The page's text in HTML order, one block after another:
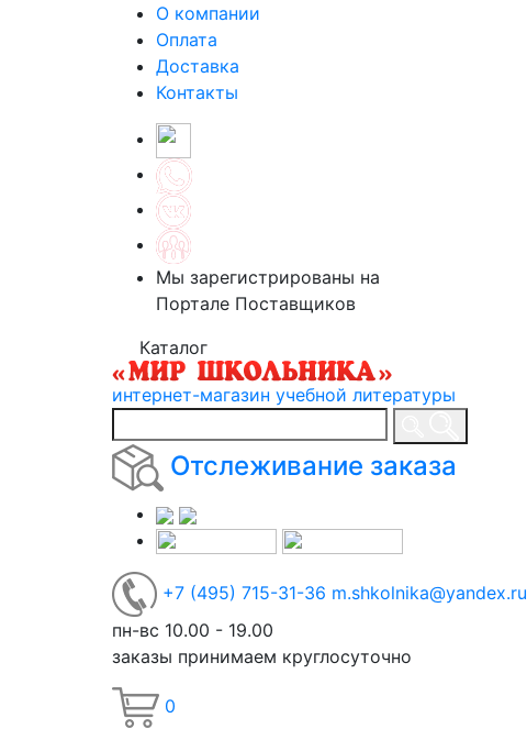
О компании
Оплата
Доставка
Контакты
Мы зарегистрированы на
Портале Поставщиков
Каталог
интернет-магазин учебной литературы
Отслеживание заказа
+7 (495) 715-31-36 m.shkolnika@yandex.ru
пн-вс 10.00 - 19.00
заказы принимаем круглосуточно
0